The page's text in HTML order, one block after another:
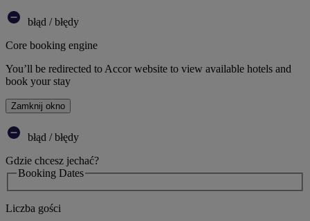
błąd / błędy
Core booking engine
You’ll be redirected to Accor website to view available hotels and
book your stay
Zamknij okno
błąd / błędy
Gdzie chcesz jechać?
Booking Dates
Liczba gości